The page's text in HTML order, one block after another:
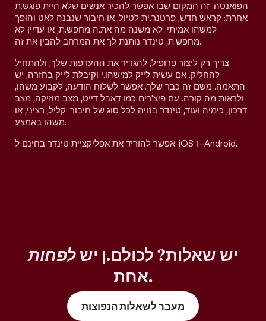
הפואנטה. זה המקום שבו אפשר להכיר אנשים שלא היית פוגש.ת
אחרת: קראש חדש, פרטנר.ית לטיול, או חיבור שנבנה לאט והופך
למשהו אמיתי. לא משנה מה את.ה מחפש.ת, או עדיין לא
מחפש.ת, טינדר נותנת לך את המרחב להבין את זה.
צריך רק ליצור פרופיל, להגדיר את ההעדפות שלך, ולהתחיל
להחליק. אם עשית לייק למישהו.י וקיבלת לייק בחזרה, יש
התאמה. משם זה כבר שלך. אפשר לשלוח הודעה, לקבוע משהו,
ולראות מה קורה. עם פיצ'רים כמו דאבל דייט, מצב מוזיקה, מצב
דרכון, כימיה ועוד, טינדר בנויה לכל סוג של חיבור: קליל, רציני, או
משהו באמצע.
אפשר להוריד את אפליקציית טינדר בחינם ל-iOS ו–Android.
יש שאלות? לכולם.ן ישלפחות
אחת.
מעבר לשאלות הנפוצות